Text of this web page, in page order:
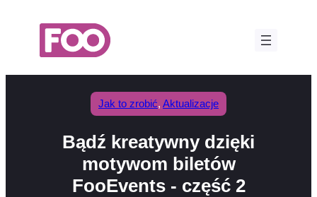
Jak to zrobić, Aktualizacje
Bądź kreatywny dzięki
motywom biletów
FooEvents - część 2